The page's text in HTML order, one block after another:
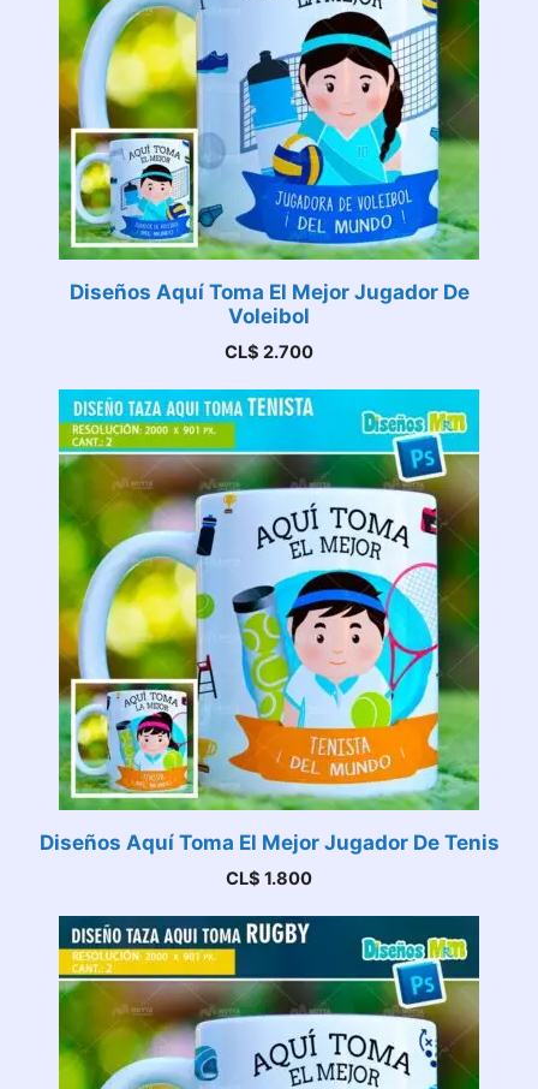
Diseños Aquí Toma El Mejor Jugador De
Voleibol
CL$ 2.700
Diseños Aquí Toma El Mejor Jugador De Tenis
CL$ 1.800